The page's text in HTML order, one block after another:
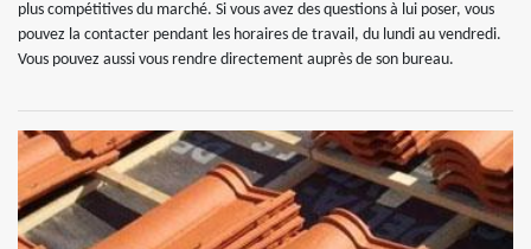
plus compétitives du marché. Si vous avez des questions à lui poser, vous
pouvez la contacter pendant les horaires de travail, du lundi au vendredi.
Vous pouvez aussi vous rendre directement auprès de son bureau.